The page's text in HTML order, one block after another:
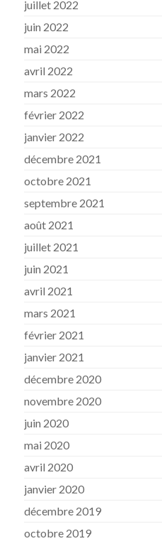
juillet 2022
juin 2022
mai 2022
avril 2022
mars 2022
février 2022
janvier 2022
décembre 2021
octobre 2021
septembre 2021
août 2021
juillet 2021
juin 2021
avril 2021
mars 2021
février 2021
janvier 2021
décembre 2020
novembre 2020
juin 2020
mai 2020
avril 2020
janvier 2020
décembre 2019
octobre 2019